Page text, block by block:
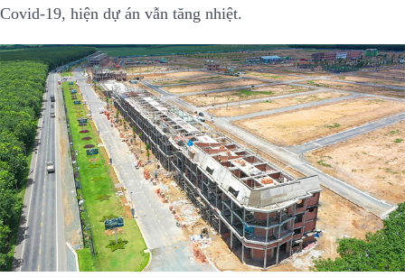
Covid-19, hiện dự án vẫn tăng nhiệt.